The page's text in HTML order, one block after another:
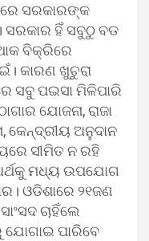
ସରକାରଙ୍କ
ହିଁ ସବୁଠୁ ବଡ
ବିକ୍ରିରେ
କାରଣ ଖୁଚୁରା
ସବୁ ପଇସା ମିଳିପାରି
ଯୋଜନା, ରାଜା
କେନ୍ଦ୍ରୀୟ ଅନୁଦାନ
ସୀମିତ ନ ରହି
ମଧ୍ୟ ଉପଯୋଗ
ଓଡିଶାରେ ୨୧ଜଣ
ଚାହିଁଲେ
ପାରିବେ